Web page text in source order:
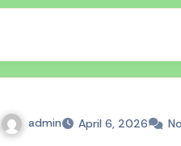
admin April 6, 2026